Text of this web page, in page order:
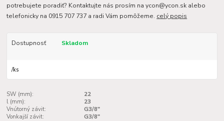
potrebujete poradiť? Kontaktujte nás prosím na ycon@ycon.sk alebo
telefonicky na 0915 707 737 a radi Vám pomôžeme. celý popis
Dostupnosť Skladom
/ks
SW (mm):
22
l (mm):
23
Vnútorný závit:
G3/8"
Vonkajší závit:
G3/8"